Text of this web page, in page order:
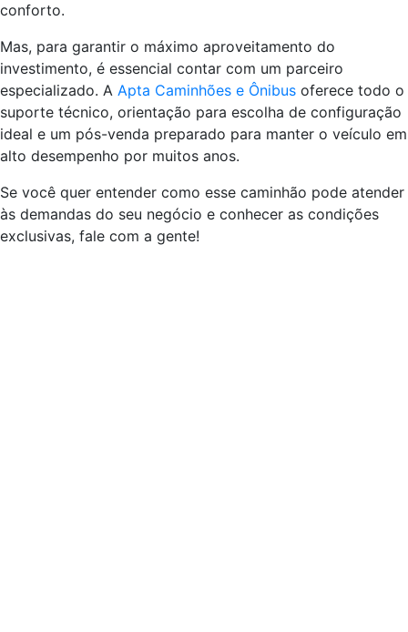
conforto.
Mas, para garantir o máximo aproveitamento do
investimento, é essencial contar com um parceiro
especializado. A Apta Caminhões e Ônibus oferece todo o
suporte técnico, orientação para escolha de configuração
ideal e um pós-venda preparado para manter o veículo em
alto desempenho por muitos anos.
Se você quer entender como esse caminhão pode atender
às demandas do seu negócio e conhecer as condições
exclusivas, fale com a gente!